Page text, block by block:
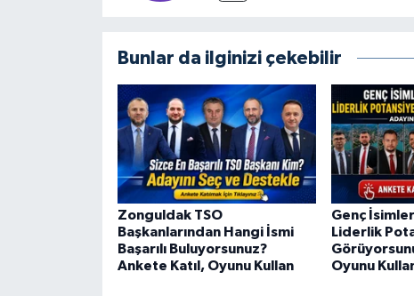
Bunlar da ilginizi çekebilir
Zonguldak TSO
Başkanlarından Hangi İsmi
Başarılı Buluyorsunuz?
Ankete Katıl, Oyunu Kullan
Genç
Liderlik
Oyunu